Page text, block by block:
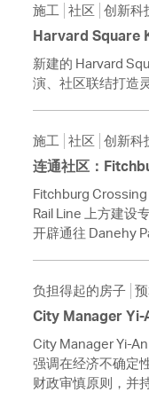
施工 社区 创新科
Harvard Square
新建的 Harvard
演、社区联结打造
施工 社区 创新科
连通社区：
Fitchburg
Rail Line 上方建设
开辟通往 Danehy
负担得起的房子
City Manager Yi-
City Manager Yi-
强调在经济不确定
财政审慎原则，并